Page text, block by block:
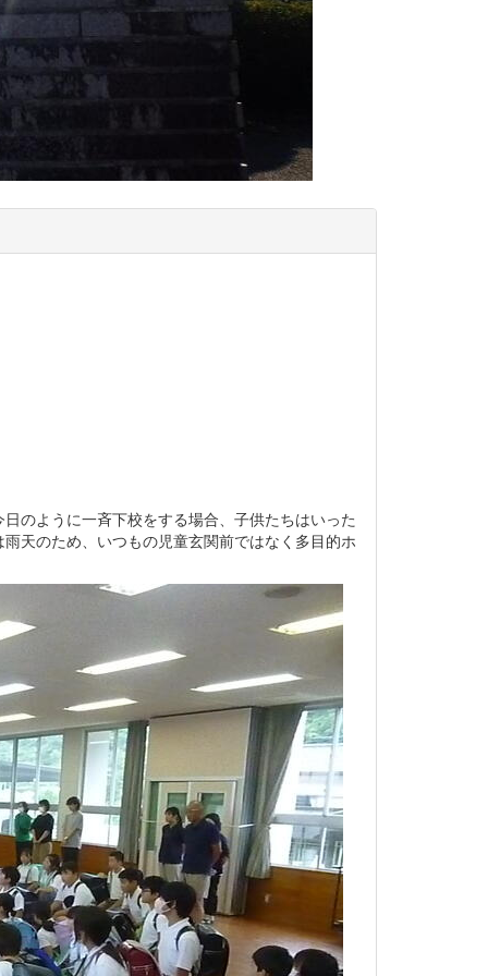
のように一斉下校をする場合、子供たちはいった
天のため、いつもの児童玄関前ではなく多目的ホ